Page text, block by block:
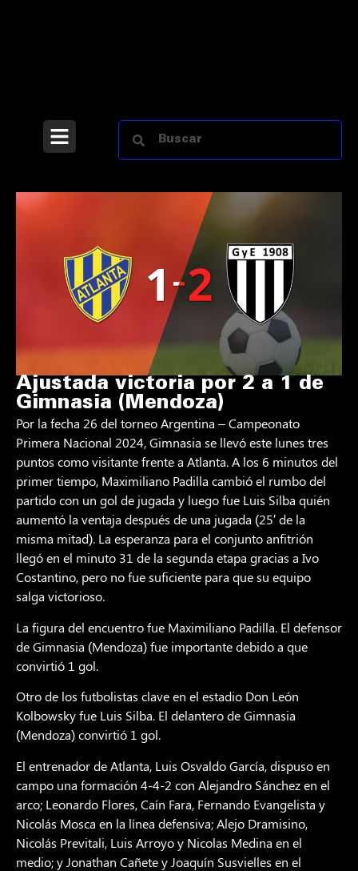
Ajustada victoria por 2 a 1 de
Gimnasia (Mendoza)
Por la fecha 26 del torneo Argentina – Campeonato
Primera Nacional 2024, Gimnasia se llevó este lunes tres
puntos como visitante frente a Atlanta. A los 6 minutos del
primer tiempo, Maximiliano Padilla cambió el rumbo del
partido con un gol de jugada y luego fue Luis Silba quién
aumentó la ventaja después de una jugada (25′ de la
misma mitad). La esperanza para el conjunto anfitrión
llegó en el minuto 31 de la segunda etapa gracias a Ivo
Costantino, pero no fue suficiente para que su equipo
salga victorioso.
La figura del encuentro fue Maximiliano Padilla. El defensor
de Gimnasia (Mendoza) fue importante debido a que
convirtió 1 gol.
Otro de los futbolistas clave en el estadio Don León
Kolbowsky fue Luis Silba. El delantero de Gimnasia
(Mendoza) convirtió 1 gol.
El entrenador de Atlanta, Luis Osvaldo García, dispuso en
campo una formación 4-4-2 con Alejandro Sánchez en el
arco; Leonardo Flores, Caín Fara, Fernando Evangelista y
Nicolás Mosca en la línea defensiva; Alejo Dramisino,
Nicolás Previtali, Luis Arroyo y Nicolas Medina en el
medio; y Jonathan Cañete y Joaquín Susvielles en el